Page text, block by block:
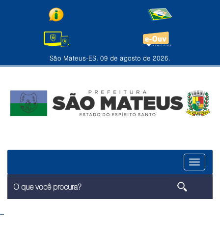
São Mateus-ES, 09 de agosto de 2026.
Menu
--